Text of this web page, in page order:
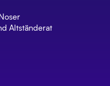
Altständerat